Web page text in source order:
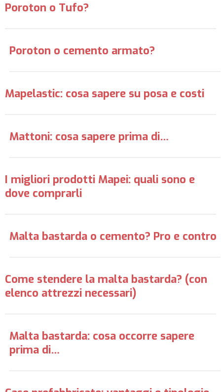
Poroton o Tufo?
Poroton o cemento armato?
Mapelastic: cosa sapere su posa e costi
Mattoni: cosa sapere prima di…
I migliori prodotti Mapei: quali sono e
dove comprarli
Malta bastarda o cemento? Pro e contro
Come stendere la malta bastarda? (con
elenco attrezzi necessari)
Malta bastarda: cosa occorre sapere
prima di…